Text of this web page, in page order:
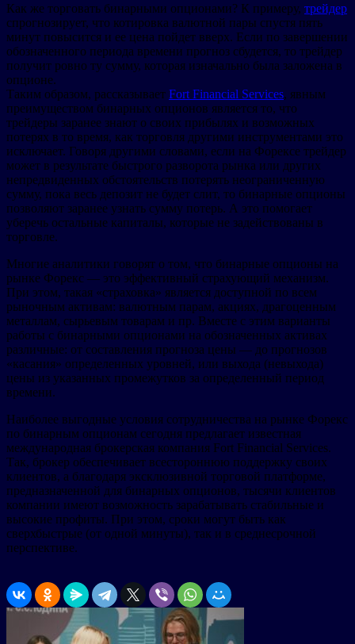
Как же торговать бинарными опционами? К примеру, трейдер
спрогнозирует, что котировка валютной пары спустя пять
минут повысится и ее цена пойдет вверх. Если по завершении
обозначенного периода времени прогноз сбудется, то трейдер
получит ровно ту сумму, которая изначально была заложена в
опционе.
Таким образом, рассказывает Fort Financial Services, явным
преимуществом бинарных опционов является то, что
трейдеры заранее знают о своих прибылях и возможных
потерях в то время, как торговля другими инструментами это
исключает. Говоря другими словами, если на Форексе трейдер
может в результате быстрого разворота рынка или других
непредвиденных обстоятельств потерять неограниченную
сумму, пока весь депозит не будет слит, то бинарные опционы
позволяют заранее узнать сумму потерь. А это помогает
уберечь остальные капиталы, которые не задействованы в
торговле.
Многие аналитики говорят о том, что бинарные опционы на
рынке Форекс — это эффективный страхующий механизм.
При этом, такая «страховка» является доступной по всем
рыночным активам: валютным парам, акциях, драгоценным
металлам, сырьевым товарам и пр. Вместе с этим варианты
работы с бинарными опционами на обозначенных активах
различные: от составления прогноза цены — до прогнозов
«касания» определенных уровней, или выхода (невыхода)
цены из указанных промежутков за определенный период
времени.
Наиболее выгодные условия сотрудничества на рынке Форекс
по бинарным опционам сегодня предлагает известная
международная брокерская компания Fort Financial Services.
Так, брокер обеспечивает всестороннюю поддержку своих
клиентов, а благодаря эксклюзивной торговой платформе,
предназначенной для бинарных опционов, тысячи клиентов
компании имеют возможность зарабатывать стабильные и
высокие профиты. При этом, сроки могут быть как
сверхбыстрые (от одной минуты), так и в среднесрочной
перспективе.